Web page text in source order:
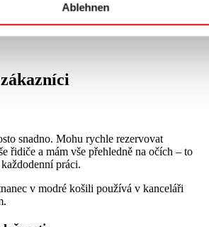
Ablehnen
siZásady ochrany osobních údajůa
snadno. Mohu rychle rezervovat
řidiče a mám vše přehledně na očích – to
práci.